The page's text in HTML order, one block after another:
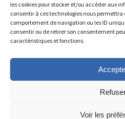
les cookies pour stocker et/ou accéder aux
consentir à ces technologies nous
comportement de navigation ou les ID
consentir ou de retirer son consentement
caractéristiques et fonctions.
Voir les